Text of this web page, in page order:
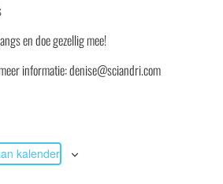
en doe gezellig mee!
informatie: denise@sciandri.com
kalender